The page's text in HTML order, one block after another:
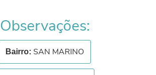
Observações:
Bairro: SAN MARINO